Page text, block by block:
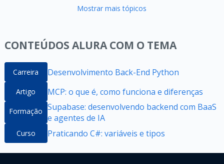
Mostrar mais tópicos
CONTEÚDOS ALURA COM O TEMA
Carreira Desenvolvimento Back-End Python
Artigo MCP: o que é, como funciona e diferenças
Formação Supabase: desenvolvendo backend com BaaS
e agentes de IA
Curso Praticando C#: variáveis e tipos